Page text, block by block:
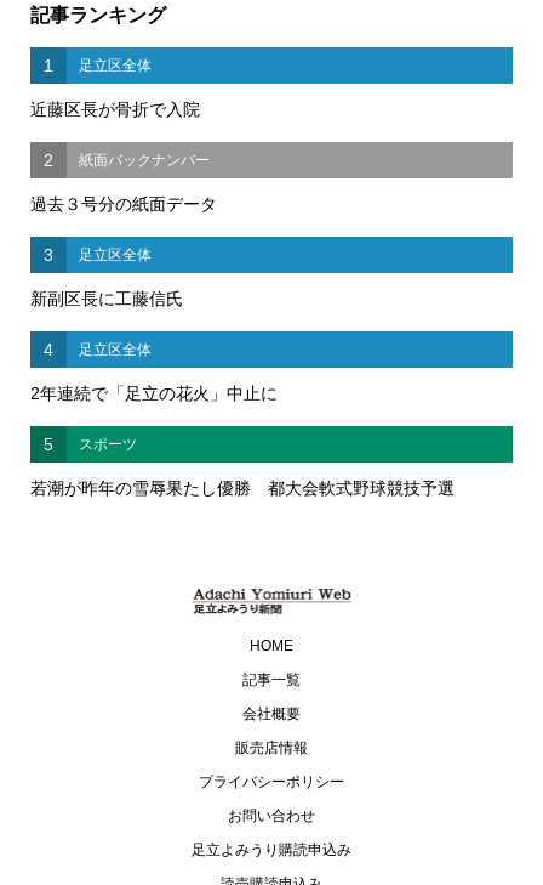
記事ランキング
1 足立区全体
近藤区長が骨折で入院
2 紙面バックナンバー
過去３号分の紙面データ
3 足立区全体
新副区長に工藤信氏
4 足立区全体
2年連続で「足立の花火」中止に
5 スポーツ
若潮が昨年の雪辱果たし優勝 都大会軟式野球競技予選
HOME
記事一覧
会社概要
販売店情報
プライバシーポリシー
お問い合わせ
足立よみうり購読申込み